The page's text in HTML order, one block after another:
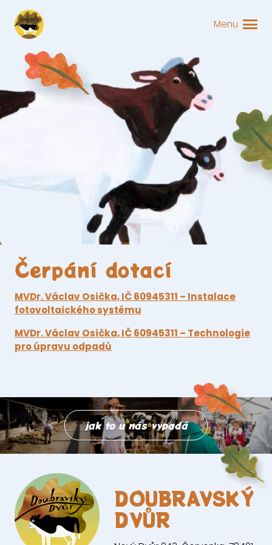
Menu
Čerpání dotací
MVDr. Václav Osička, IČ 60945311 – Instalace
fotovoltaického systému
MVDr. Václav Osička, IČ 60945311 – Technologie
pro úpravu odpadů
jak to u nás vypadá
DOUBRAVSKÝ
DVŮR